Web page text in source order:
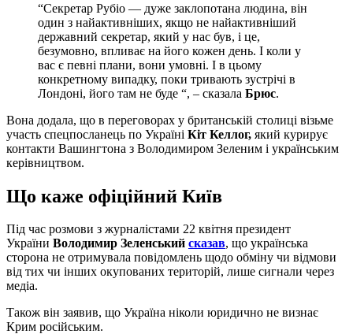
“Секретар Рубіо — дуже заклопотана людина, він
один з найактивніших, якщо не найактивніший
державний секретар, який у нас був, і це,
безумовно, впливає на його кожен день. І коли у
вас є певні плани, вони умовні. І в цьому
конкретному випадку, поки тривають зустрічі в
Лондоні, його там не буде “, – сказала Брюс.
Вона додала, що в переговорах у британській столиці візьме
участь спецпосланець по Україні Кіт Келлог, який курирує
контакти Вашингтона з Володимиром Зеленим і українським
керівництвом.
Що каже офіційний Київ
Під час розмови з журналістами 22 квітня президент
України Володимир Зеленський сказав, що українська
сторона не отримувала повідомлень щодо обміну чи відмови
від тих чи інших окупованих територій, лише сигнали через
медіа.
Також він заявив, що Україна ніколи юридично не визнає
Крим російським.